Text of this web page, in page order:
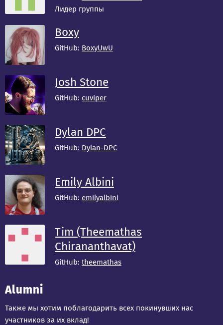
Лидер группы
Boxy
GitHub: BoxyUwU
Josh Stone
GitHub: cuviper
Dylan DPC
GitHub: Dylan-DPC
Emily Albini
GitHub: emilyalbini
Tim (Theemathas
Chirananthavat)
GitHub: theemathas
Alumni
Также мы хотим поблагодарить всех покинувших нас
участников за их вклад!